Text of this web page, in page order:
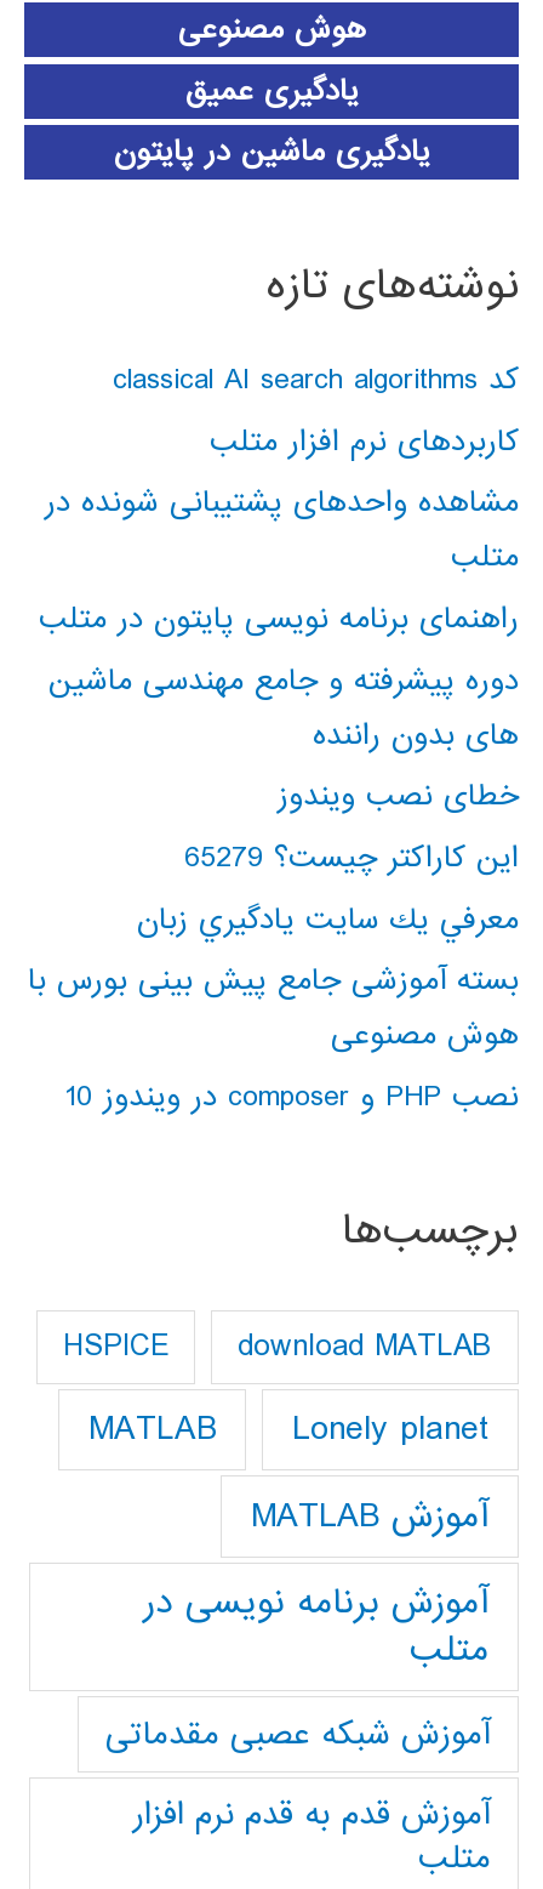
هوش مصنوعی
یادگیری عمیق
یادگیری ماشین در پایتون
نوشته‌های تازه
کد classical AI search algorithms
کاربردهای نرم افزار متلب
مشاهده واحدهای پشتیبانی شونده در
متلب
راهنمای برنامه نویسی پایتون در متلب
دوره پیشرفته و جامع مهندسی ماشین
های بدون راننده
خطای نصب ویندوز
این کاراکتر چیست؟ 65279
معرفي يك سايت يادگيري زبان
بسته آموزشی جامع پیش بینی بورس با
هوش مصنوعی
نصب PHP و composer در ویندوز 10
برچسب‌ها
download MATLAB
HSPICE
Lonely planet
MATLAB
آموزش MATLAB
آموزش برنامه نویسی در
متلب
آموزش شبکه عصبی مقدماتی
آموزش قدم به قدم نرم افزار
متلب